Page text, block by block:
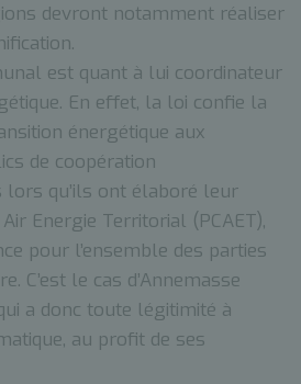
devront notamment réaliser
est quant à lui coordinateur
En effet, la loi confie la
énergétique aux
de coopération
qu’ils ont élaboré leur
Energie Territorial (PCAET),
pour l’ensemble des parties
C’est le cas d’Annemasse
a donc toute légitimité à
au profit de ses